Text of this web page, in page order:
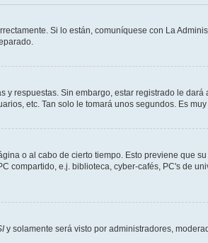
Si lo están, comuníquese con La
respuestas. Sin embargo, estar registrado le
etc. Tan solo le tomará unos segundos. Es
o al cabo de cierto tiempo. Esto previene que
compartido, e.j. biblioteca, cyber-cafés, PC's de
y solamente será visto por administradores,